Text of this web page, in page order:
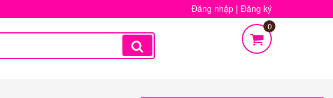
Đăng nhập | Đăng ký
0